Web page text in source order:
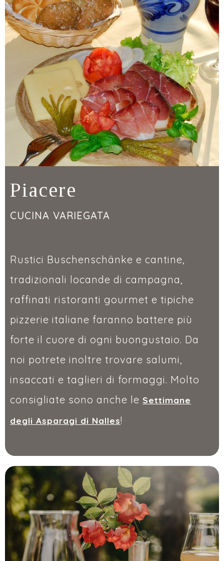
Piacere
CUCINA VARIEGATA
Rustici Buschenschänke e cantine,
tradizionali locande di campagna,
raffinati ristoranti gourmet e tipiche
pizzerie italiane faranno battere più
forte il cuore di ogni buongustaio. Da
noi potrete inoltre trovare salumi,
insaccati e taglieri di formaggi. Molto
consigliate sono anche le Settimane
degli Asparagi di Nalles!